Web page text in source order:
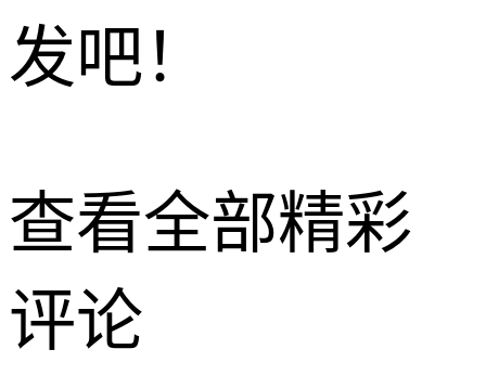
发吧！
查看全部精彩
评论